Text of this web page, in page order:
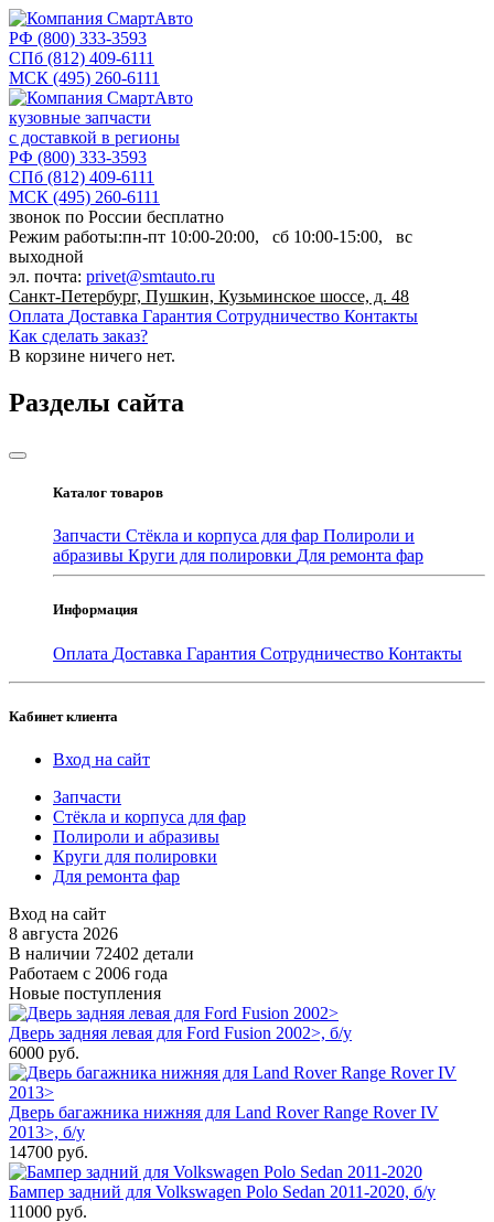
РФ (800) 333-3593
СПб (812) 409-6111
МСК (495) 260-6111
кузовные запчасти
с доставкой в регионы
РФ (800) 333-3593
СПб (812) 409-6111
МСК (495) 260-6111
звонок по России бесплатно
Режим работы:пн-пт 10:00-20:00, сб 10:00-15:00, вс
выходной
эл. почта: privet@smtauto.ru
Санкт-Петербург, Пушкин, Кузьминское шоссе, д. 48
Оплата Доставка Гарантия Сотрудничество Контакты
Как сделать заказ?
В корзине ничего нет.
Разделы сайта
Каталог товаров
Запчасти Стёкла и корпуса для фар Полироли и
абразивы Круги для полировки Для ремонта фар
Информация
Оплата Доставка Гарантия Сотрудничество Контакты
Кабинет клиента
Вход на сайт
Запчасти
Стёкла и корпуса для фар
Полироли и абразивы
Круги для полировки
Для ремонта фар
Вход на сайт
8 августа 2026
В наличии 72402 детали
Работаем с 2006 года
Новые поступления
Дверь задняя левая для Ford Fusion 2002>, б/у
6000 руб.
Дверь багажника нижняя для Land Rover Range Rover IV
2013>, б/у
14700 руб.
Бампер задний для Volkswagen Polo Sedan 2011-2020, б/у
11000 руб.